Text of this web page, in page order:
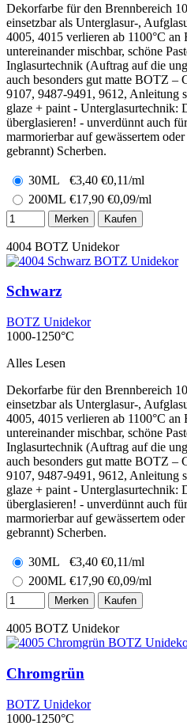
Dekorfarbe für den Brennbereich
einsetzbar als Unterglasur-,
4005, 4015 verlieren ab 1100°C an
untereinander mischbar, schöne
Inglasurtechnik (Auftrag auf die
auch besonders gut matte BOTZ –
9107, 9487-9491, 9612,
glaze + paint - Unterglasurtechnik:
überglasieren! - unverdünnt auch
marmorierbar auf gewässertem
gebrannt) Scherben.
30ML €3,40 €0,11/ml
200ML €17,90 €0,09/ml
Merken Kaufen
4004 BOTZ Unidekor
Schwarz
BOTZ Unidekor
1000-1250°C
Alles Lesen
Dekorfarbe für den Brennbereich
einsetzbar als Unterglasur-,
4005, 4015 verlieren ab 1100°C an
untereinander mischbar, schöne
Inglasurtechnik (Auftrag auf die
auch besonders gut matte BOTZ –
9107, 9487-9491, 9612,
glaze + paint - Unterglasurtechnik:
überglasieren! - unverdünnt auch
marmorierbar auf gewässertem
gebrannt) Scherben.
30ML €3,40 €0,11/ml
200ML €17,90 €0,09/ml
Merken Kaufen
4005 BOTZ Unidekor
Chromgrün
BOTZ Unidekor
1000-1250°C